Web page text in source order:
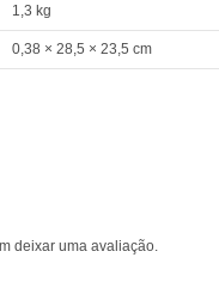
1,3 kg
0,38 × 28,5 × 23,5 cm
deixar uma avaliação.